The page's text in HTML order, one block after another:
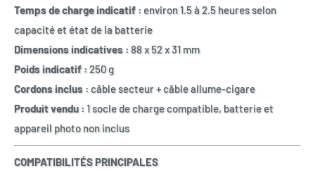
Temps de charge indicatif :environ 1.5 à 2.5 heures selon
capacité et état de la batterie
Dimensions indicatives :88 x 52 x 31 mm
Poids indicatif :250 g
Cordons inclus :câble secteur + câble allume-cigare
Produit vendu :1 socle de charge compatible, batterie et
appareil photo non inclus
COMPATIBILITÉS PRINCIPALES